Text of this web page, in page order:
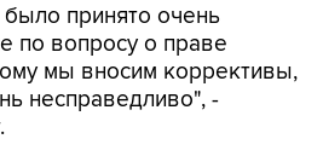
принято очень
по вопросу о праве
мы вносим коррективы,
несправедливо", -